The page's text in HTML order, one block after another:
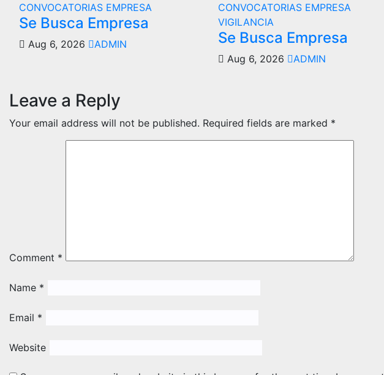
CONVOCATORIAS EMPRESA
Se Busca Empresa
Aug 6, 2026 ADMIN
CONVOCATORIAS EMPRESA
VIGILANCIA
Se Busca Empresa
Aug 6, 2026 ADMIN
Leave a Reply
Your email address will not be published. Required fields are marked *
Comment *
Name *
Email *
Website